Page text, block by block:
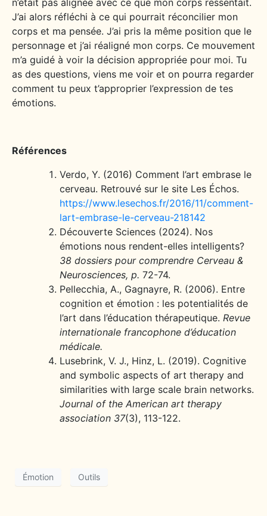
J’ai alors réfléchi à ce qui pourrait réconcilier mon
corps et ma pensée. J’ai pris la même position que le
personnage et j’ai réaligné mon corps. Ce mouvement
m’a guidé à voir la décision appropriée pour moi. Tu
as des questions, viens me voir et on pourra regarder
comment tu peux t’approprier l’expression de tes
émotions.
Références
Verdo, Y. (2016) Comment l’art embrase le
cerveau. Retrouvé sur le site Les Échos.
https://www.lesechos.fr/2016/11/comment-
lart-embrase-le-cerveau-218142
Découverte Sciences (2024). Nos
émotions nous rendent-elles intelligents?
38 dossiers pour comprendre Cerveau &
Neurosciences, p. 72-74.
Pellecchia, A., Gagnayre, R. (2006). Entre
cognition et émotion : les potentialités de
l’art dans l’éducation thérapeutique. Revue
internationale francophone d’éducation
médicale.
Lusebrink, V. J., Hinz, L. (2019). Cognitive
and symbolic aspects of art therapy and
similarities with large scale brain networks.
Journal of the American art therapy
association 37(3), 113-122.
Émotion Outils